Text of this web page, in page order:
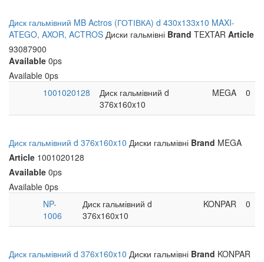
Диск гальмівний MB Actros (ГОТІВКА) d 430x133x10 MAXI-
ATEGO, AXOR, ACTROS Диски гальмівні Brand TEXTAR Article
93087900
Available 0ps
Available 0ps
1001020128
Диск гальмівний d
376x160x10
MEGA 0
Диск гальмівний d 376x160x10 Диски гальмівні Brand MEGA
Article 1001020128
Available 0ps
Available 0ps
NP-
1006
Диск гальмівний d
376x160x10
KONPAR 0
Диск гальмівний d 376x160x10 Диски гальмівні Brand KONPAR